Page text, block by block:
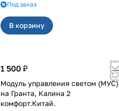
Под заказ
В корзину
1 500 ₽
Модуль управления светом (МУС)
на Гранта, Калина 2
комфорт.Китай.